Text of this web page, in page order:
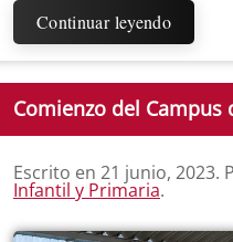
Continuar leyendo
Comienzo del Campus
Escrito en 21 junio, 2023.
Infantil y Primaria.